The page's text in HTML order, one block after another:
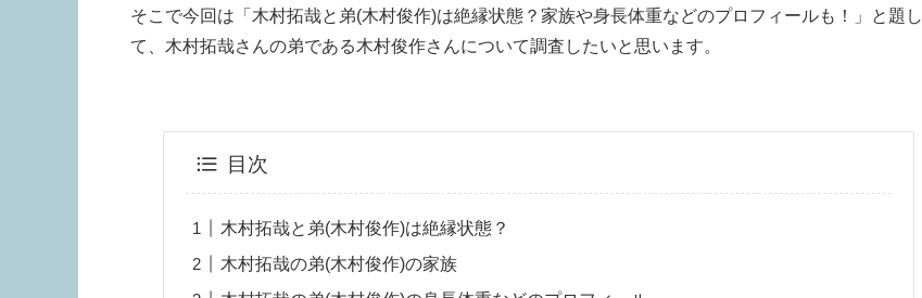
そこで今回は「木村拓哉と弟(木村俊作)は絶縁状態？家族や身長体重などのプロフィールも！」と題し
て、木村拓哉さんの弟である木村俊作さんについて調査したいと思います。
目次
木村拓哉と弟(木村俊作)は絶縁状態？
木村拓哉の弟(木村俊作)の家族